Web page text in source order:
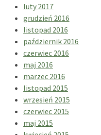
luty 2017
grudzień 2016
listopad 2016
październik 2016
czerwiec 2016
maj 2016
marzec 2016
listopad 2015
wrzesień 2015
czerwiec 2015
maj 2015